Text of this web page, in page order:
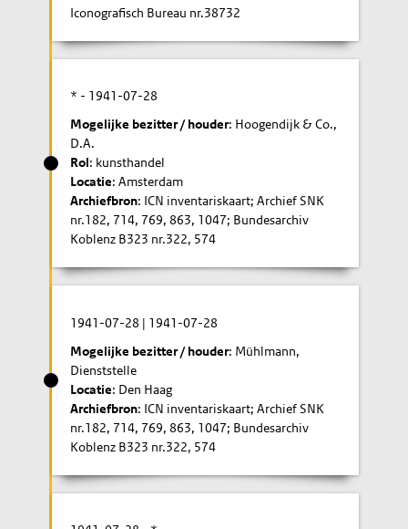
Iconografisch Bureau nr.38732
* - 1941-07-28
Mogelijke bezitter / houder: Hoogendijk & Co.,
D.A.
Rol: kunsthandel
Locatie: Amsterdam
Archiefbron: ICN inventariskaart; Archief SNK
nr.182, 714, 769, 863, 1047; Bundesarchiv
Koblenz B323 nr.322, 574
1941-07-28 | 1941-07-28
Mogelijke bezitter / houder: Mühlmann,
Dienststelle
Locatie: Den Haag
Archiefbron: ICN inventariskaart; Archief SNK
nr.182, 714, 769, 863, 1047; Bundesarchiv
Koblenz B323 nr.322, 574